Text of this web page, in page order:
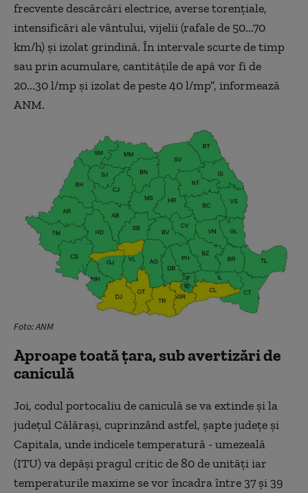
frecvente descărcări electrice, averse torențiale,
intensificări ale vântului, vijelii (rafale de 50...70
km/h) și izolat grindină. În intervale scurte de timp
sau prin acumulare, cantitățile de apă vor fi de
20...30 l/mp și izolat de peste 40 l/mp”, informează
ANM.
Foto: ANM
Aproape toată țara, sub avertizări de
caniculă
Joi, codul portocaliu de caniculă se va extinde şi la
judeţul Călăraşi, cuprinzând astfel, şapte judeţe şi
Capitala, unde indicele temperatură - umezeală
(ITU) va depăşi pragul critic de 80 de unităţi iar
temperaturile maxime se vor încadra între 37 şi 39